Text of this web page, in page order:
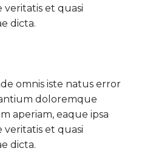
et quasi
dicta.
omnis iste natus error
doloremque
aperiam, eaque ipsa
et quasi
dicta.